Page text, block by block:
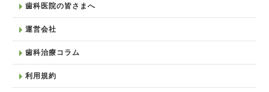
歯科医院の皆さまへ
運営会社
歯科治療コラム
利用規約